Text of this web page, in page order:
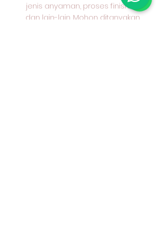
jenis anyaman, proses finishing
dan lain-lain. Mohon ditanyakan